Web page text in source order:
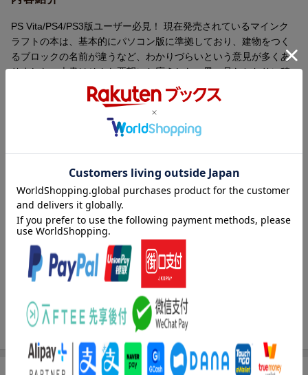
PS Vita/PS4/PS3版ユーザー必見！ 現在発売されているマインク
ラフトの本は、基本的にパソコン版に準拠しており、建物をつく
るブロックの名前が違うなど、わかりづらいという意見が多くあ
りました。本書はそんな要望にお応えした一冊。見たとおりに積
んでいけば誰でも組み立てられる「立体組立図」を50掲載。家、
ビル、コンビニ、ファミレス、駅、警察、神社など、私たちに一
番身近な「街づくり」に挑戦しましょう。
内容紹介（「BOOK」データベースより）
ブロック名でもう迷わない！立体組立図×５０で建物や街づくりが
目次（「BOOK」データベースより）
序章 マインクラフトの基本／第１章 モダンな家で基本を覚え
よう／第２章 和風建築にチャレンジしよう／第３章 街をにぎ
やかにするお店をつくろう／第４章 街のシンボルをつくろう／
第５章 道路や線路や橋をつくろう／終章 チャレンジしたくな
る建物の作例